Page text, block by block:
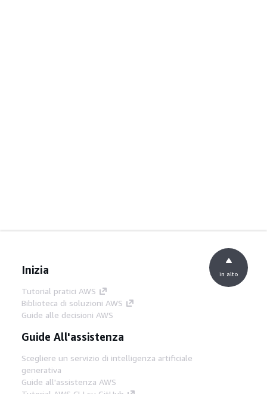
Inizia
Tutorial pratici AWS
Biblioteca di soluzioni AWS
Guide alle decisioni AWS
Guide All'assistenza
Scegliere un servizio di intelligenza artificiale
generativa
Guide all'assistenza AWS
in alto